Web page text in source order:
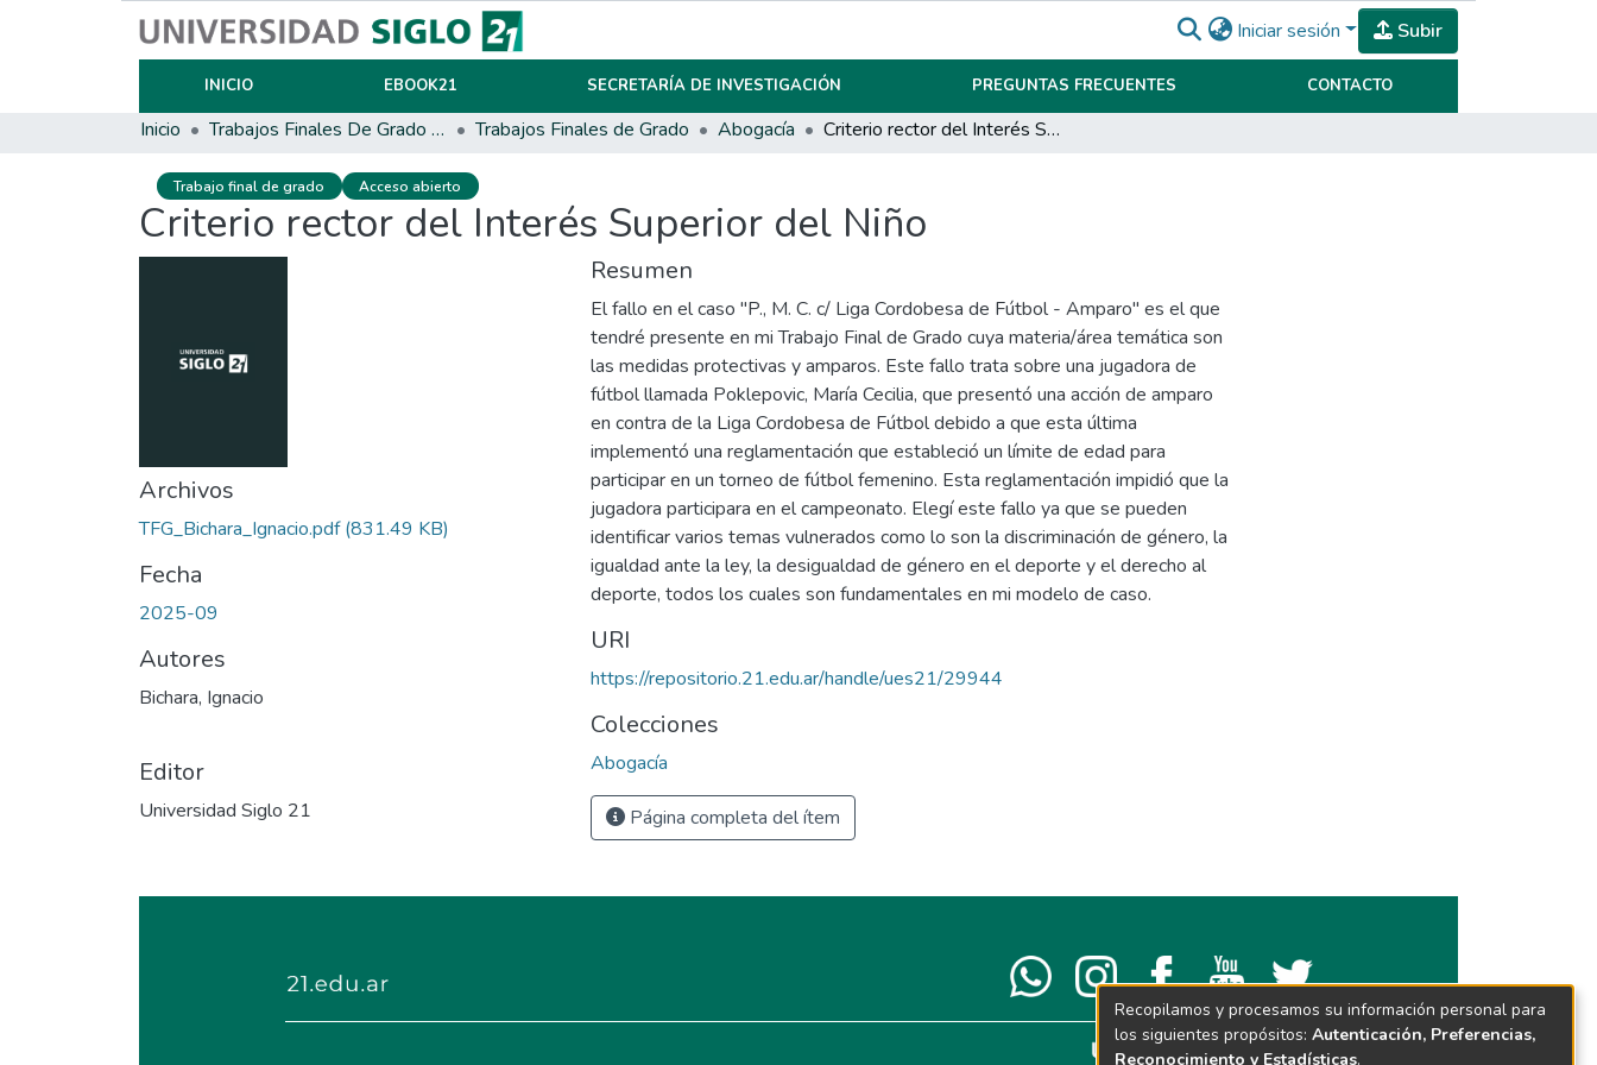
Iniciar sesión Subir
INICIO EBOOK21 SECRETARÍA DE INVESTIGACIÓN PREGUNTAS FRECUENTES CONTACTO
Inicio Trabajos Finales De Grado Y Posgrado Trabajos Finales de Grado Abogacía Criterio rector del Interés Superior del Niño
Trabajo final de grado Acceso abierto
Criterio rector del Interés Superior del Niño
Archivos
TFG_Bichara_Ignacio.pdf(831.49 KB)
Fecha
2025-09
Autores
Bichara, Ignacio
Editor
Universidad Siglo 21
Resumen
El fallo en el caso "P., M. C. c/ Liga Cordobesa de Fútbol - Amparo" es el que
tendré presente en mi Trabajo Final de Grado cuya materia/área temática son
las medidas protectivas y amparos. Este fallo trata sobre una jugadora de
fútbol llamada Poklepovic, María Cecilia, que presentó una acción de amparo
en contra de la Liga Cordobesa de Fútbol debido a que esta última
implementó una reglamentación que estableció un límite de edad para
participar en un torneo de fútbol femenino. Esta reglamentación impidió que la
jugadora participara en el campeonato. Elegí este fallo ya que se pueden
identificar varios temas vulnerados como lo son la discriminación de género, la
igualdad ante la ley, la desigualdad de género en el deporte y el derecho al
deporte, todos los cuales son fundamentales en mi modelo de caso.
URI
https://repositorio.21.edu.ar/handle/ues21/29944
Colecciones
Abogacía
Página completa del ítem
Recopilamos y procesamos su información personal para
los siguientes propósitos: Autenticación, Preferencias,
Reconocimiento y Estadísticas.